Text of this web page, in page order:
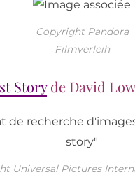
Copyright Pandora
Filmverleih
Storyde David
Universal Pictures